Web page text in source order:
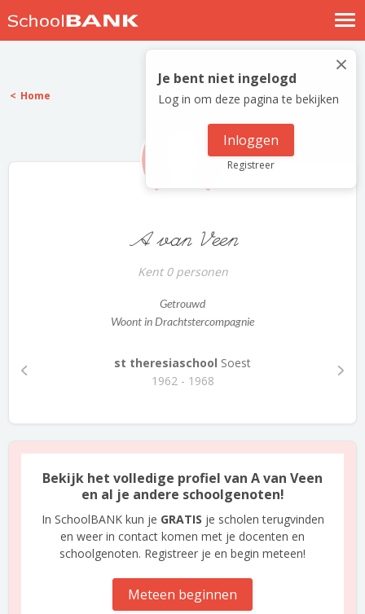
Nostalgische verhalen
Log in
Meld je gratis aan
×
Je bent niet ingelogd
Log in om deze pagina te bekijken
Inloggen
Registreer
Home
A van Veen
Kent 0 personen
Getrouwd
Woont in Drachtstercompagnie
st theresiaschool Soest
1962 - 1968
Bekijk het volledige profiel van A van Veen
en al je andere schoolgenoten!
In SchoolBANK kun je GRATIS je scholen terugvinden
en weer in contact komen met je docenten en
schoolgenoten. Registreer je en begin meteen!
Meteen beginnen